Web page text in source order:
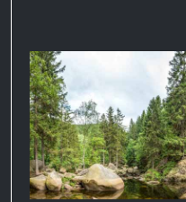
Les cookies
informations de
informations nous
nos visiteurs
Google Analytics